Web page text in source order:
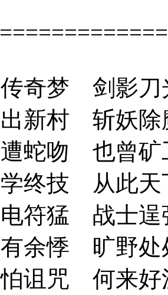
传奇梦 剑影
出新村 斩妖
遭蛇吻 也曾
学终技 从此
电符猛 战士
有余悸 旷野
怕诅咒 何来